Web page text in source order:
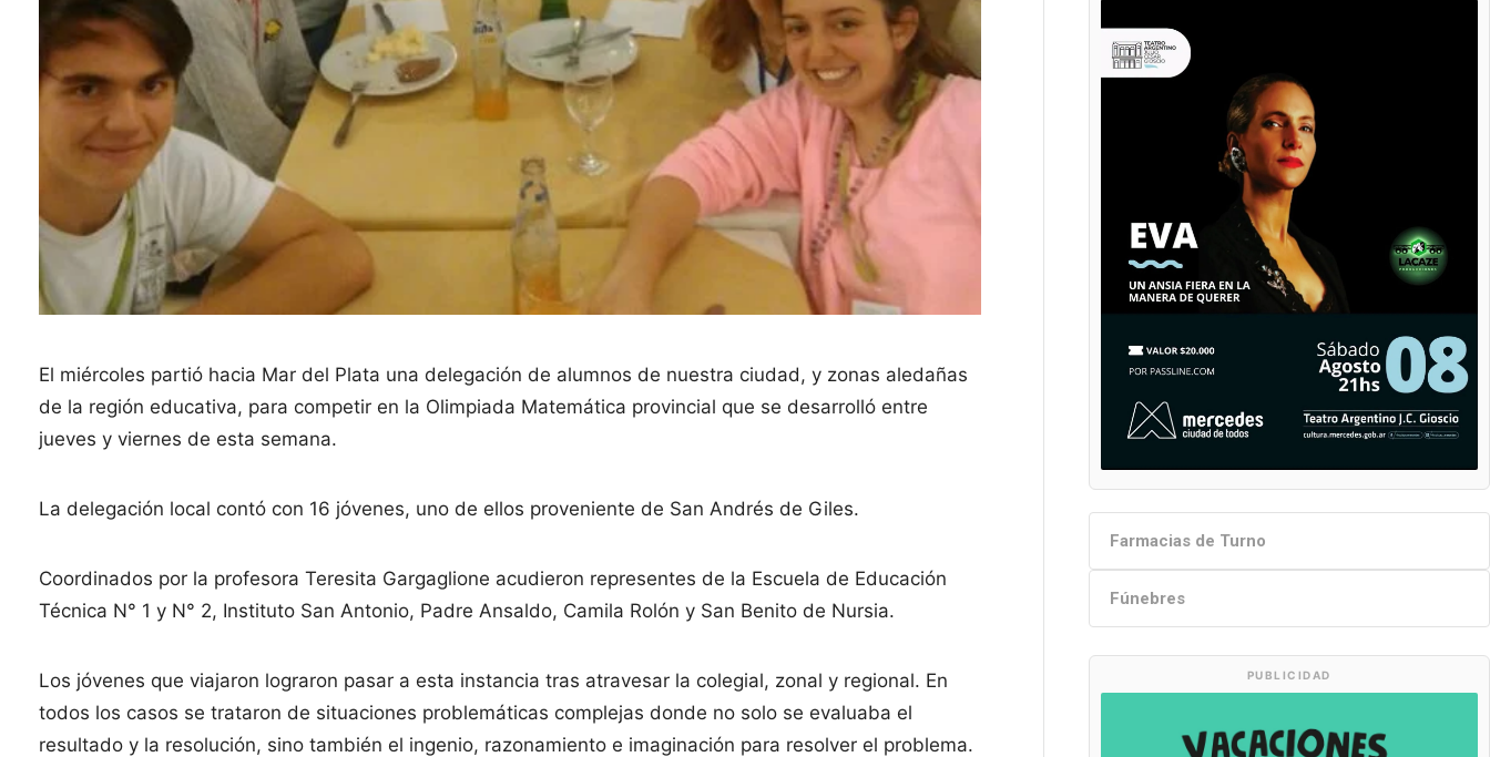
El miércoles partió hacia Mar del Plata una delegación de alumnos de nuestra ciudad, y zonas aledañas
de la región educativa, para competir en la Olimpiada Matemática provincial que se desarrolló entre
jueves y viernes de esta semana.
La delegación local contó con 16 jóvenes, uno de ellos proveniente de San Andrés de Giles.
Coordinados por la profesora Teresita Gargaglione acudieron representes de la Escuela de Educación
Técnica N° 1 y N° 2, Instituto San Antonio, Padre Ansaldo, Camila Rolón y San Benito de Nursia.
Los jóvenes que viajaron lograron pasar a esta instancia tras atravesar la colegial, zonal y regional. En
todos los casos se trataron de situaciones problemáticas complejas donde no solo se evaluaba el
resultado y la resolución, sino también el ingenio, razonamiento e imaginación para resolver el problema.
Farmacias de Turno
Fúnebres
PUBLICIDAD